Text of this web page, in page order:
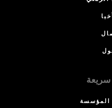
سريعة
المؤسسة